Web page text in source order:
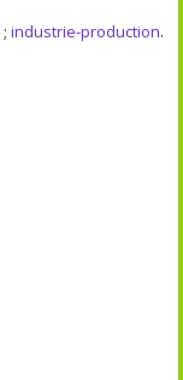
; industrie-production.